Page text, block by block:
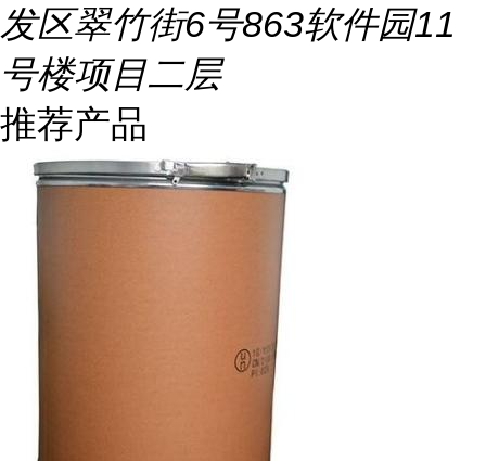
发区翠竹街6号863软件园11
号楼项目二层
推荐产品